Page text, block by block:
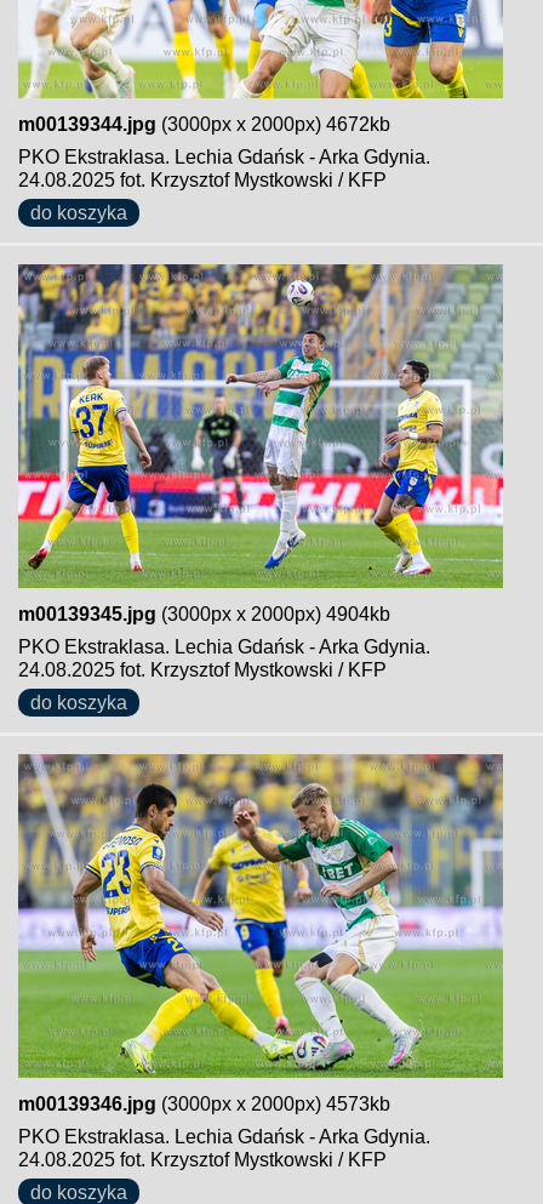
m00139344.jpg (3000px x 2000px) 4672kb
PKO Ekstraklasa. Lechia Gdańsk - Arka Gdynia.
24.08.2025 fot. Krzysztof Mystkowski / KFP
do koszyka
m00139345.jpg (3000px x 2000px) 4904kb
PKO Ekstraklasa. Lechia Gdańsk - Arka Gdynia.
24.08.2025 fot. Krzysztof Mystkowski / KFP
do koszyka
m00139346.jpg (3000px x 2000px) 4573kb
PKO Ekstraklasa. Lechia Gdańsk - Arka Gdynia.
24.08.2025 fot. Krzysztof Mystkowski / KFP
do koszyka